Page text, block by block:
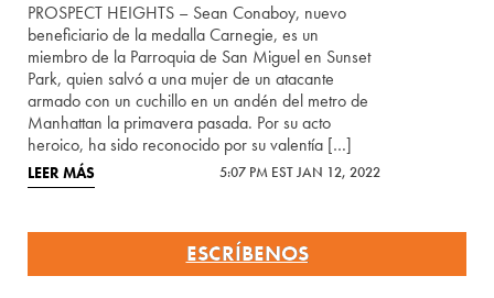
PROSPECT HEIGHTS – Sean Conaboy, nuevo
beneficiario de la medalla Carnegie, es un
miembro de la Parroquia de San Miguel en Sunset
Park, quien salvó a una mujer de un atacante
armado con un cuchillo en un andén del metro de
Manhattan la primavera pasada. Por su acto
heroico, ha sido reconocido por su valentía […]
LEER MÁS 5:07 PM EST JAN 12, 2022
ESCRÍBENOS